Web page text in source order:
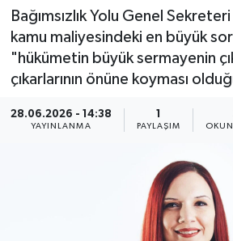
Bağımsızlık Yolu Genel
kamu maliyesindeki en büyük
"hükümetin büyük sermayenin
çıkarlarının önüne koyması
28.06.2026 - 14:38
YAYINLANMA
1
PAYLAŞIM